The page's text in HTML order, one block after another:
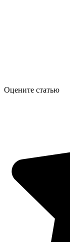
Оцените статью